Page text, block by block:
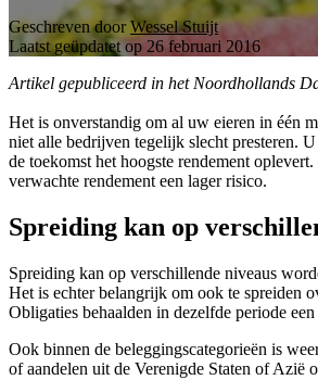
Geschreven doorWessel Stuijt
Laatst geüpdatet op 26 februari 2016
Artikel gepubliceerd in het Noordhollands
Het is onverstandig om al uw eieren in één
niet alle bedrijven tegelijk slecht presteren.
de toekomst het hoogste rendement
verwachte rendement een lager risico.
Spreiding kan op
Spreiding kan op verschillende niveaus
Het is echter belangrijk om ook te spreiden
Obligaties behaalden in dezelfde periode
Ook binnen de beleggingscategorieën is
of aandelen uit de Verenigde Staten of Azië